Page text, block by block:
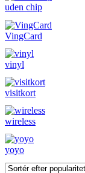
uden chip
VingCard
vinyl
visitkort
wireless
yoyo